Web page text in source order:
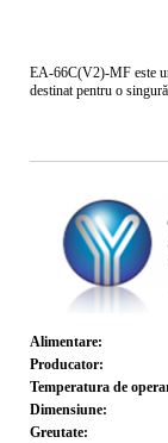
EA-66C(V2)-MF este
destinat pentru o
Alimentare:
Producator:
Temperatura de
Dimensiune:
Greutate: